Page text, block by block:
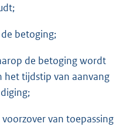
betoging;
de betoging wordt
het tijdstip van aanvang
van toepassing